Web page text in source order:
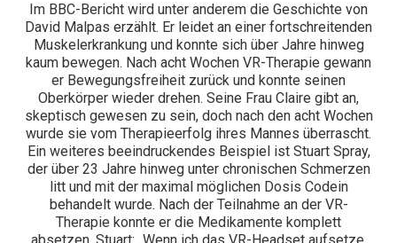
Im BBC-Bericht wird unter anderem die Geschichte von
David Malpas erzählt. Er leidet an einer fortschreitenden
Muskelerkrankung und konnte sich über Jahre hinweg
kaum bewegen. Nach acht Wochen VR-Therapie gewann
er Bewegungsfreiheit zurück und konnte seinen
Oberkörper wieder drehen. Seine Frau Claire gibt an,
skeptisch gewesen zu sein, doch nach den acht Wochen
wurde sie vom Therapieerfolg ihres Mannes überrascht.
Ein weiteres beeindruckendes Beispiel ist Stuart Spray,
der über 23 Jahre hinweg unter chronischen Schmerzen
litt und mit der maximal möglichen Dosis Codein
behandelt wurde. Nach der Teilnahme an der VR-
Therapie konnte er die Medikamente komplett